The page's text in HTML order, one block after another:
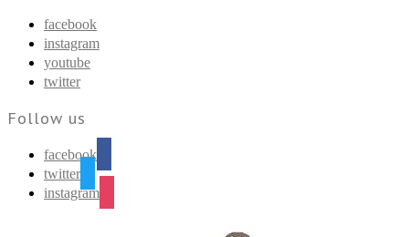
facebook
instagram
youtube
twitter
Follow us
facebook
twitter
instagram